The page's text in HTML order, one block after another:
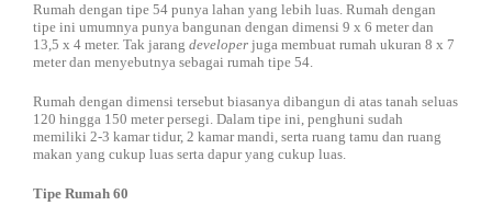
Rumah dengan tipe 54 punya lahan yang lebih luas. Rumah dengan
tipe ini umumnya punya bangunan dengan dimensi 9 x 6 meter dan
13,5 x 4 meter. Tak jarang developer juga membuat rumah ukuran 8 x 7
meter dan menyebutnya sebagai rumah tipe 54.
Rumah dengan dimensi tersebut biasanya dibangun di atas tanah seluas
120 hingga 150 meter persegi. Dalam tipe ini, penghuni sudah
memiliki 2-3 kamar tidur, 2 kamar mandi, serta ruang tamu dan ruang
makan yang cukup luas serta dapur yang cukup luas.
Tipe Rumah 60